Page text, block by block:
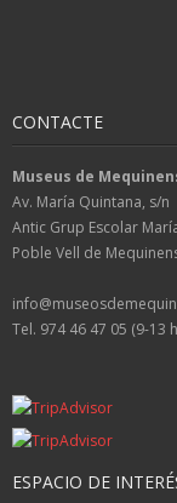
CONTACTE
Museus de
Av. María Quintana, s/n
Antic Grup Escolar
Poble Vell de
Tel. 974 46 47 05 (9-13
ESPACIO DE